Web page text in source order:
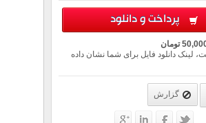
پرداخت و دانلود
تومان
لینک دانلود فایل برای شما نشان داده
گزارش